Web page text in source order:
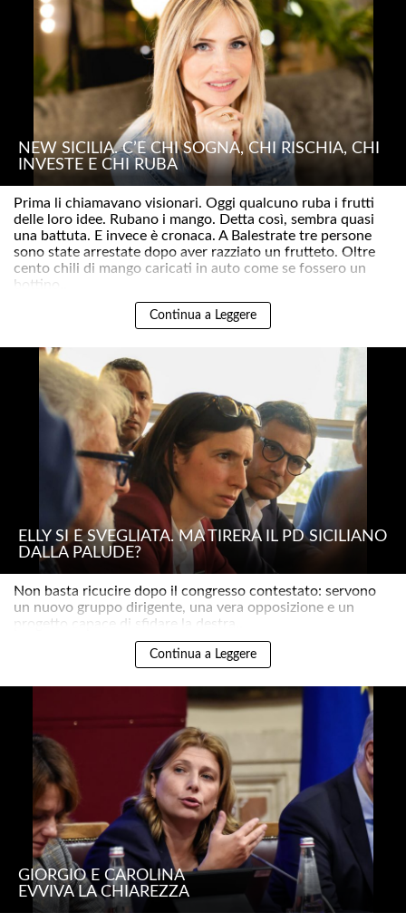
NEW SICILIA. C’È CHI SOGNA, CHI RISCHIA, CHI
INVESTE E CHI RUBA
Prima li chiamavano visionari. Oggi qualcuno ruba i frutti
delle loro idee. Rubano i mango. Detta così, sembra quasi
una battuta. E invece è cronaca. A Balestrate tre persone
sono state arrestate dopo aver razziato un frutteto. Oltre
cento chili di mango caricati in auto come se fossero un
bottino..
Continua a Leggere
ELLY SI È SVEGLIATA. MA TIRERÀ IL PD SICILIANO
DALLA PALUDE?
Non basta ricucire dopo il congresso contestato: servono
un nuovo gruppo dirigente, una vera opposizione e un
progetto capace di sfidare la destra..
Continua a Leggere
GIORGIO E CAROLINA
EVVIVA LA CHIAREZZA